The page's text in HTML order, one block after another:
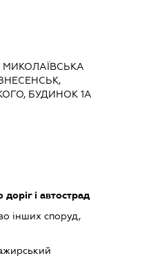
МИКОЛАЇВСЬКА
БУДИНОК 1А
і автострад
інших споруд,